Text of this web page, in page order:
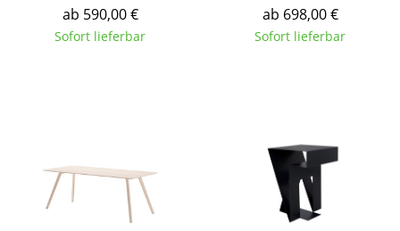
Kissen
Räume
Zuhause
ab 590,00 €
Sofort lieferbar
ab 698,00 €
Sofort lieferbar